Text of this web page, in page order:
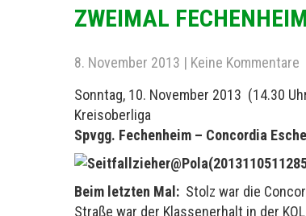
ZWEIMAL
8. November 2013 | Keine Kommentare
Sonntag, 10. November 2013 (14.30
Kreisoberliga
Spvgg. Fechenheim – Concordia
Beim letzten Mal: Stolz war die
Straße war der Klassenerhalt in der